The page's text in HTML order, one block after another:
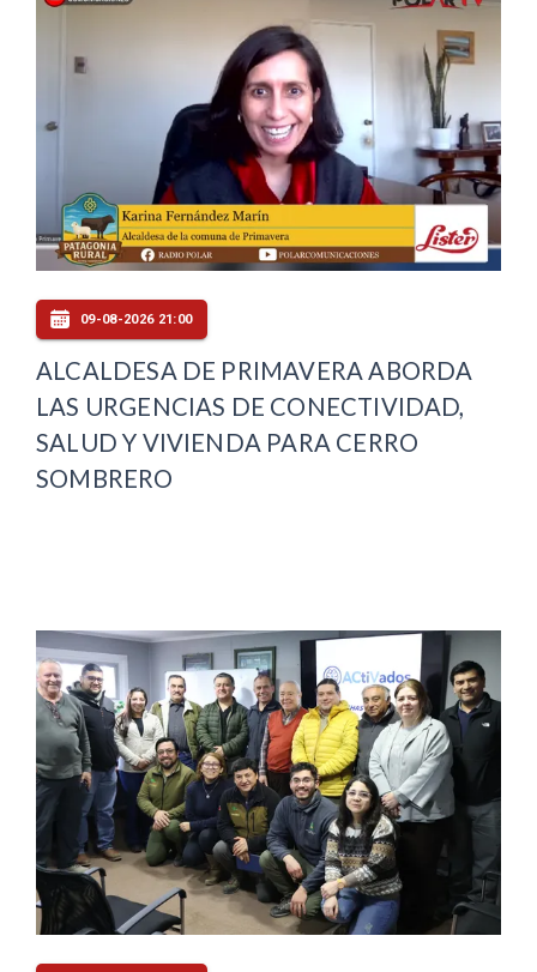
09-08-2026 21:00
ALCALDESA DE PRIMAVERA ABORDA
LAS URGENCIAS DE CONECTIVIDAD,
SALUD Y VIVIENDA PARA CERRO
SOMBRERO